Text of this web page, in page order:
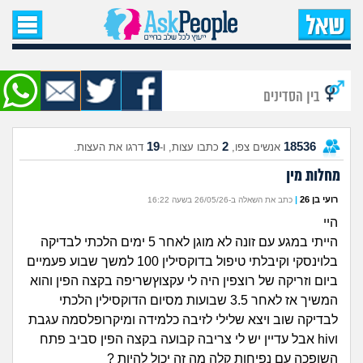
עמוד הבית
שאל שאלה
שאלות חדשות
שאלות שעוררו עניין
עצות חדשות
מה קורה כאן?
מתחם הטיפים
מדורים
בין הסדינים
18536 אנשים צפו, 2 כתבו עצות, ו-19 דרגו את העצות.
מחלות מין
רועי בן 26 | כתב את השאלה ב-26/05/26 בשעה 16:22
היי
הייתי במגע עם זונה לא מוגן לאחר 5 ימים הלכתי לבדיקה
בלוינסקי וקיבלתי טיפול בדוקסילין 100 למשך שבוע פעמיים
ביום וזריקה של רוצפין היה לי עקצוץשריפה בקצה הפין והוא
המשיך אז לאחר 3.5 שבועות מסיום הדוקסילין הלכתי
לבדיקה שוב ויצא שלילי לזיבה כלמידה ומיקרופלסמה עגבת
וhiv אבל עדיין יש לי צריבה קבועה בקצה הפין סביב פתח
השופכה עם נפיחות קלה מה זה יכול להיות ?